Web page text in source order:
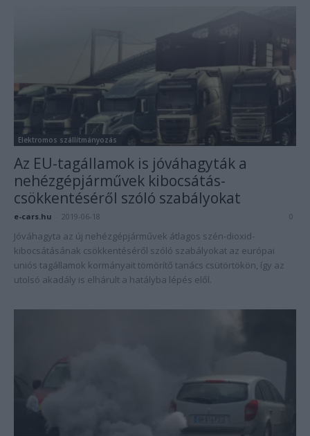
Elektromos szállítmányozás
Az EU-tagállamok is jóváhagyták a
nehézgépjárművek kibocsátás-
csökkentéséről szóló szabályokat
e-cars.hu 2019-06-18 0
Jóváhagyta az új nehézgépjárművek átlagos szén-dioxid-
kibocsátásának csökkentéséről szóló szabályokat az európai
uniós tagállamok kormányait tömörítő tanács csütörtökön, így az
utolsó akadály is elhárult a hatályba lépés elől.